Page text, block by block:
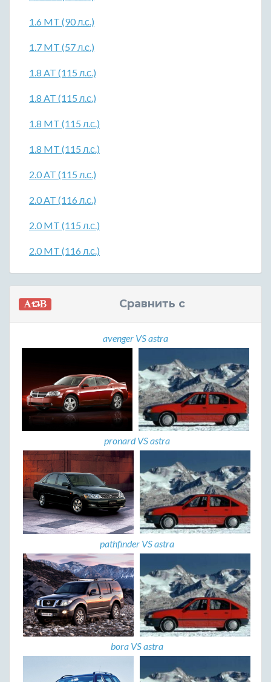
1.6 MT (90 л.с.)
1.7 MT (57 л.с.)
1.8 AT (115 л.с.)
1.8 AT (115 л.с.)
1.8 MT (115 л.с.)
1.8 MT (115 л.с.)
2.0 AT (115 л.с.)
2.0 AT (116 л.с.)
2.0 MT (115 л.с.)
2.0 MT (116 л.с.)
Сравнить с
avenger VS astra
pronard VS astra
pathfinder VS astra
bora VS astra